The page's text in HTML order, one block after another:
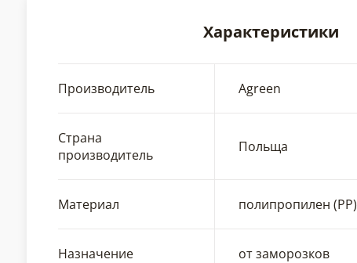
Характеристики
Производитель Agreen
Страна
производитель
Польща
Материал полипропилен (РР)
Назначение от заморозков